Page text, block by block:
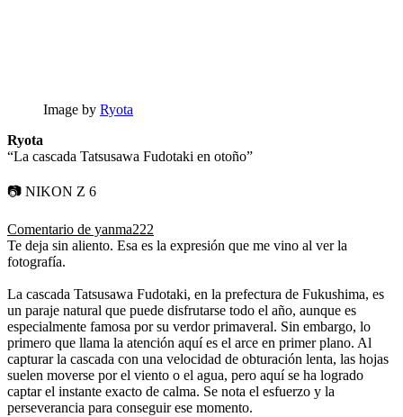
Image by Ryota
Ryota
“La cascada Tatsusawa Fudotaki en otoño”
📷 NIKON Z 6
Comentario de yanma222
Te deja sin aliento. Esa es la expresión que me vino al ver la
fotografía.
La cascada Tatsusawa Fudotaki, en la prefectura de Fukushima, es
un paraje natural que puede disfrutarse todo el año, aunque es
especialmente famosa por su verdor primaveral. Sin embargo, lo
primero que llama la atención aquí es el arce en primer plano. Al
capturar la cascada con una velocidad de obturación lenta, las hojas
suelen moverse por el viento o el agua, pero aquí se ha logrado
captar el instante exacto de calma. Se nota el esfuerzo y la
perseverancia para conseguir ese momento.